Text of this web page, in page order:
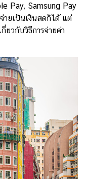
Pay, Samsung Pay
ยเป็นเงินสดก็ได้ แต่
ยวกับวิธีการจ่ายค่า